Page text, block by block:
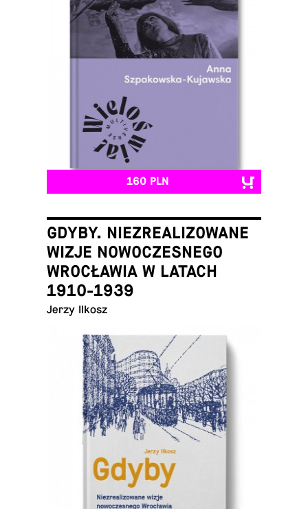
160 PLN
GDYBY. NIEZREALIZOWANE
WIZJE NOWOCZESNEGO
WROCŁAWIA W LATACH
1910-1939
Jerzy Ilkosz